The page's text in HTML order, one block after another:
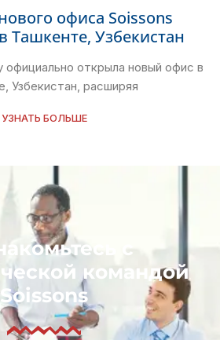
офиса Soissons
Ташкенте, Узбекистан
официально открыла новый офис в
Узбекистан, расширяя
УЗНАТЬ БОЛЬШЕ
с
командой
Soissons